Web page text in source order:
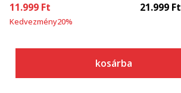
11.999 Ft
Kedvezmény20%
kosárba
21.999 Ft